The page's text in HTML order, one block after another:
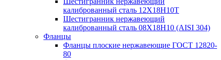
калиброванный сталь 12Х18Н10Т
Шестигранник нержавеющий
калиброванный сталь 08Х18Н10 (AISI 304)
Фланцы
Фланцы плоские нержавеющие ГОСТ 12820-
80